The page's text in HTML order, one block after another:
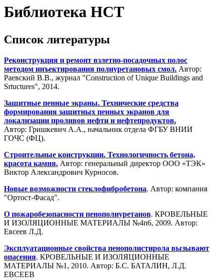
Библиотека НСТ
Список литературы
Реконструкция и ремонт взлетно-посадочных полос
методом инъектирования полиуретановых смол. Автор:
Раевский В.В., журнал "Construction of Unique Buildings and
Srtuctures", 2014.
Защитные пенные экраны. Технические средства
формирования защитных пенных экранов для
локализации проливов нефти и нефтепродуктов.
Автор: Гришкевич А.А., начальник отдела ФГБУ ВНИИ
ГОЧС (ФЦ).
Строительные конструкции. Технологичность бетона,
красота камня. Автор: генеральный директор ООО «ТЭК»
Виктор Александрович Курносов.
Новые возможности стеклофибробетона. Автор: компания
"Ортост-Фасад".
О пожаробезопасности пенополиуретанов. КРОВЕЛЬНЫЕ
И ИЗОЛЯЦИОННЫЕ МАТЕРИАЛЫ №4n6, 2009. Автор:
Евсеев Л.Д.
Эксплуатационные свойства пенополистирола вызывают
опасения. КРОВЕЛЬНЫЕ И ИЗОЛЯЦИОННЫЕ
МАТЕРИАЛЫ №1, 2010. Автор: Б.С. БАТАЛИН, Л.Д.
ЕВСЕЕВ